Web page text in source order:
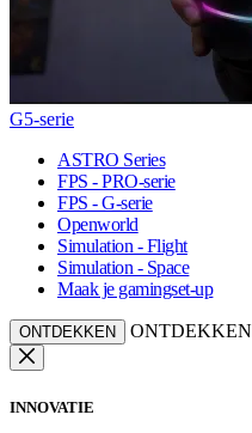
G5-serie
ASTRO Series
FPS - PRO-serie
FPS - G-serie
Openworld
Simulation - Flight
Simulation - Space
Maak je gamingset-up
ONTDEKKEN ONTDEKKEN
INNOVATIE